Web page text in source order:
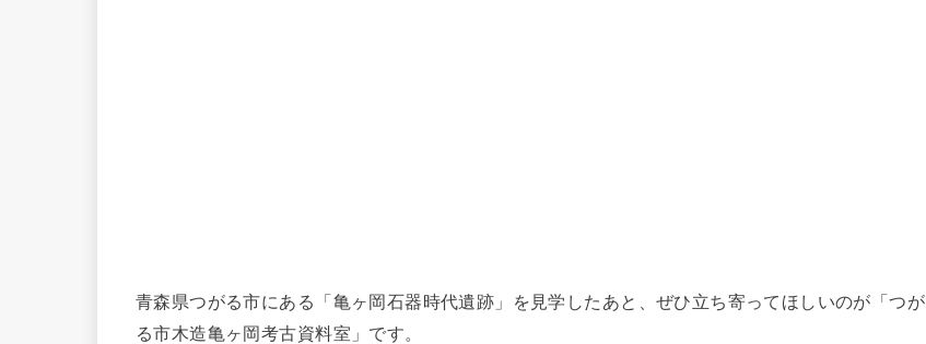
青森県つがる市にある「亀ヶ岡石器時代遺跡」を見学したあと、ぜひ立ち寄ってほしいのが「つが
る市木造亀ヶ岡考古資料室」です。